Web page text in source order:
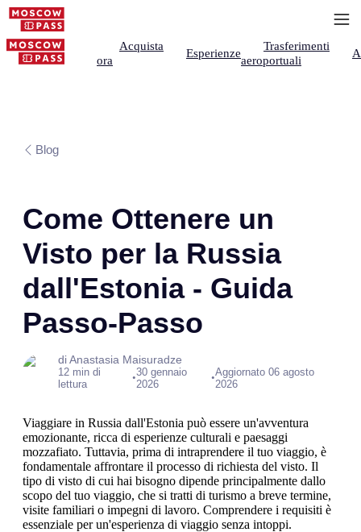
Acquista
ora
Esperienze
Trasferimenti
aeroportuali
Blog
Come Ottenere un
Visto per la Russia
dall'Estonia - Guida
Passo-Passo
di Anastasia Maisuradze
12 min di
lettura
•30 gennaio
2026
•Aggiornato 06 agosto
2026
Viaggiare in Russia dall'Estonia può essere un'avventura
emozionante, ricca di esperienze culturali e paesaggi
mozzafiato. Tuttavia, prima di intraprendere il tuo viaggio, è
fondamentale affrontare il processo di richiesta del visto. Il
tipo di visto di cui hai bisogno dipende principalmente dallo
scopo del tuo viaggio, che si tratti di turismo a breve termine,
visite familiari o impegni di lavoro. Comprendere i requisiti è
essenziale per un'esperienza di viaggio senza intoppi.